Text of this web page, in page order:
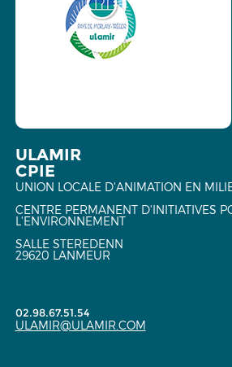
ULAMIR
CPIE
UNION LOCALE D'ANIMATION EN
CENTRE PERMANENT D'INITIATIVES
L'ENVIRONNEMENT
SALLE STEREDENN
29620 LANMEUR
02.98.67.51.54
ULAMIR@ULAMIR.COM